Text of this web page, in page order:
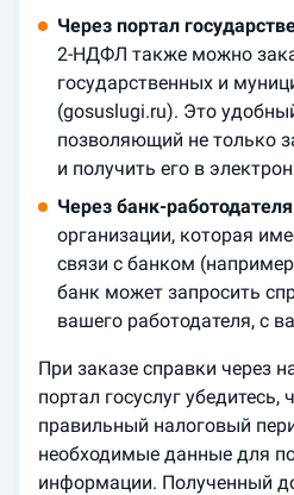
Через портал
2-НДФЛ также можно
государственных и
(gosuslugi.ru). Это
позволяющий не только
и получить его в
Через банк-
организации, которая
связи с банком
банк может запросить
вашего работодателя, с
При заказе справки через
портал госуслуг
правильный налоговый
необходимые данные для
информации. Полученный